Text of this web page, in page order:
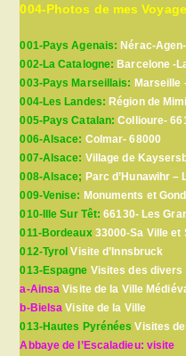
004-Photos de mes
001-Pays Agenais: Nérac-
002-La Catalogne: Barcelone -
003-Pays Marseillais: Marseille
004-Les Landes: Région de
005-Pays Catalan:Collioure-
006-Alsace: Colmar- 68000
007-Alsace: Village de
008-Alsace; Parc d’Hunawihr –
009-Venise: Monuments et
010-Ille Sur Têt:66130- Les
011-Bordeaux33000-Sa Ville et
012-Tyrol Visite d’Innsbruck
013-Espagne Visites des divers
a-Ainsa Visite de la Ville
b-Bielsa Visite de la Ville
013-Hautes Pyrénées Visites
Abbaye de l’Escaladieu: visite